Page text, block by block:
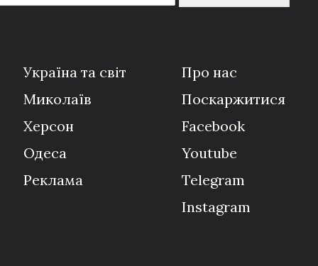
Україна та світ
Миколаїв
Херсон
Одеса
Реклама
Про нас
Поскаржитися
Facebook
Youtube
Telegram
Instagram